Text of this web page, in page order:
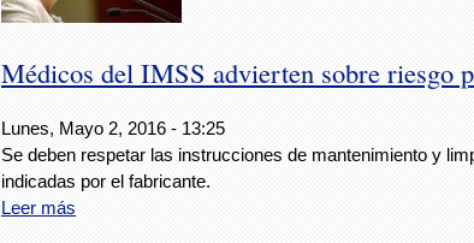
Médicos del IMSS advierten sobre riesgo
Lunes, Mayo 2, 2016 - 13:25
Se deben respetar las instrucciones de mantenimiento y
indicadas por el fabricante.
Leer más